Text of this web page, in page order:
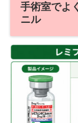
手術室でよ
ニル